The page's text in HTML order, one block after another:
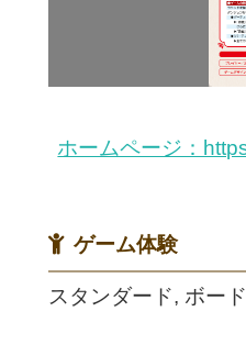
ホームページ：
ゲーム体験
スタンダード, ボー